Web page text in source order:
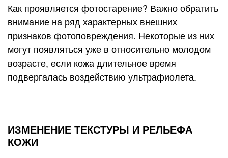
Как проявляется фотостарение? Важно обратить
внимание на ряд характерных внешних
признаков фотоповреждения. Некоторые из них
могут появляться уже в относительно молодом
возрасте, если кожа длительное время
подвергалась воздействию ультрафиолета.
ИЗМЕНЕНИЕ ТЕКСТУРЫ И РЕЛЬЕФА
КОЖИ